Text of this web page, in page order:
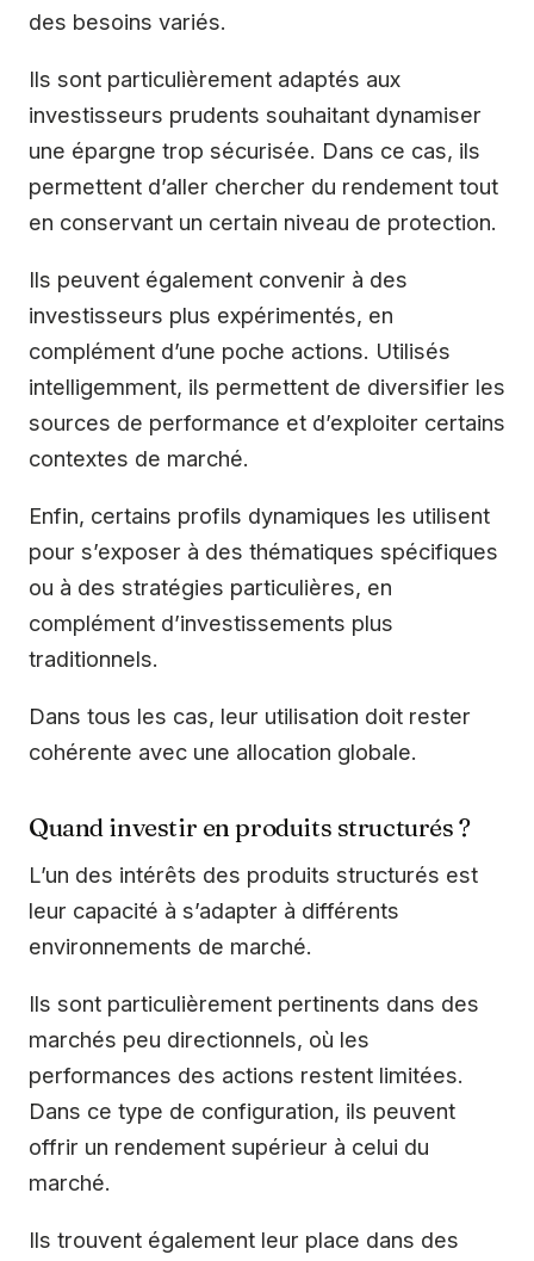
des besoins variés.
Ils sont particulièrement adaptés aux
investisseurs prudents souhaitant dynamiser
une épargne trop sécurisée. Dans ce cas, ils
permettent d’aller chercher du rendement tout
en conservant un certain niveau de protection.
Ils peuvent également convenir à des
investisseurs plus expérimentés, en
complément d’une poche actions. Utilisés
intelligemment, ils permettent de diversifier les
sources de performance et d’exploiter certains
contextes de marché.
Enfin, certains profils dynamiques les utilisent
pour s’exposer à des thématiques spécifiques
ou à des stratégies particulières, en
complément d’investissements plus
traditionnels.
Dans tous les cas, leur utilisation doit rester
cohérente avec une allocation globale.
Quand investir en produits structurés ?
L’un des intérêts des produits structurés est
leur capacité à s’adapter à différents
environnements de marché.
Ils sont particulièrement pertinents dans des
marchés peu directionnels, où les
performances des actions restent limitées.
Dans ce type de configuration, ils peuvent
offrir un rendement supérieur à celui du
marché.
Ils trouvent également leur place dans des